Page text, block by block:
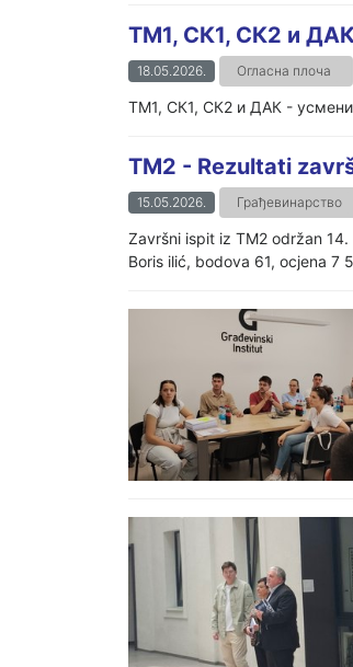
ТМ1, СК1, СК2 и ДАК
18.05.2026. Огласна плоча
ТМ1, СК1, СК2 и ДАК - усмени
TM2 - Rezultati
15.05.2026. Грађевинарство
Završni ispit iz TM2 održan
Boris ilić, bodova 61, ocjena 7